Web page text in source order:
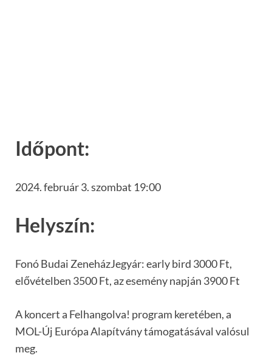
Időpont:
2024. február 3. szombat 19:00
Helyszín:
Fonó Budai ZeneházJegyár: early bird 3000 Ft,
elővételben 3500 Ft, az esemény napján 3900 Ft
A koncert a Felhangolva! program keretében, a
MOL-Új Európa Alapítvány támogatásával valósul
meg.